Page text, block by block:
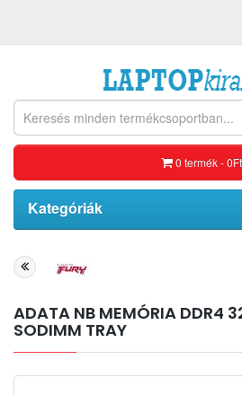
0 termék - 0Ft
Kategóriák
ADATA NB MEMÓRIA DDR4
SODIMM TRAY